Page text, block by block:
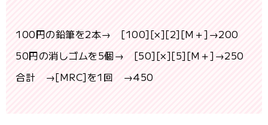
100円の鉛筆を2本→ [100][×][2][M＋]→200
50円の消しゴムを5個→ [50][×][5][M＋]→250
合計 →[MRC]を1回 →450